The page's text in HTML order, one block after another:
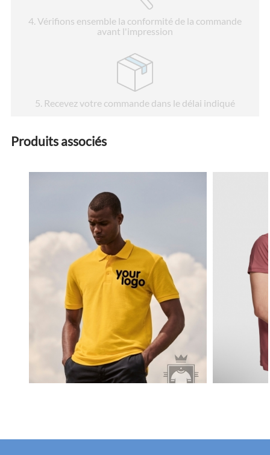
4. Vérifions ensemble la conformité de la commande
avant l'impression
5. Recevez votre commande dans le délai indiqué
Produits associés